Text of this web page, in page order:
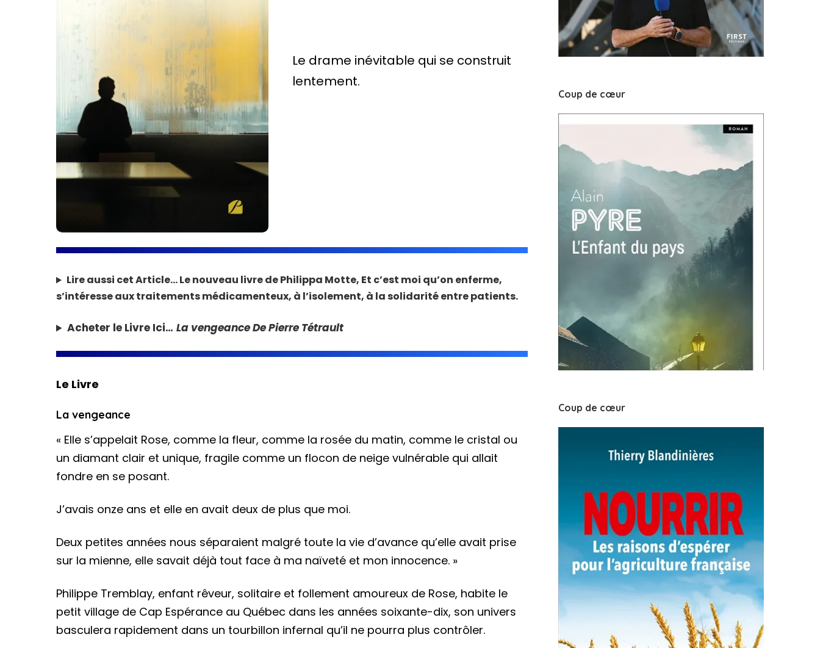
Le drame inévitable qui se construit
lentement.
Lire aussi cet Article…Le nouveau livre de Philippa Motte, Et c’est moi qu’on enferme,
s’intéresse aux traitements médicamenteux, à l’isolement, à la solidarité entre patients.
Acheter le Livre Ici… La vengeance De Pierre Tétrault
Le Livre
La vengeance
« Elle s’appelait Rose, comme la fleur, comme la rosée du matin, comme le cristal ou
un diamant clair et unique, fragile comme un flocon de neige vulnérable qui allait
fondre en se posant.
J’avais onze ans et elle en avait deux de plus que moi.
Deux petites années nous séparaient malgré toute la vie d’avance qu’elle avait prise
sur la mienne, elle savait déjà tout face à ma naïveté et mon innocence. »
Philippe Tremblay, enfant rêveur, solitaire et follement amoureux de Rose, habite le
petit village de Cap Espérance au Québec dans les années soixante-dix, son univers
basculera rapidement dans un tourbillon infernal qu’il ne pourra plus contrôler.
Coup de cœur
Coup de cœur